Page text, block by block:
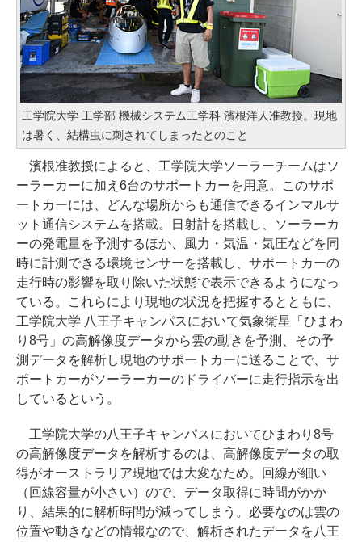
工学院大学 工学部 機械システム工学科 濱根洋人准教授。現地
は暑く、結構虫に刺されてしまったとのこと
濱根准教授によると、工学院大学ソーラーチームはソ
ーラーカーに加え6台のサポートカーを用意。このサポ
ートカーには、どんな場所からも通信できるインマルサ
ット通信システムを搭載。日射計を搭載し、ソーラーカ
ーの発電量を予測するほか、風力・気温・気圧などを同
時に計測できる環境センサーを搭載し、サポートカーの
走行時の影響を取り除いた状態で表示できるようになっ
ている。これらにより現地の状況を把握するとともに、
工学院大学 八王子キャンパスにおいて気象衛星「ひまわ
り8号」の高解像度データから雲の動きを予測、その予
測データを解析し現地のサポートカーに送ることで、サ
ポートカーがソーラーカーのドライバーに走行指示を出
しているという。
工学院大学の八王子キャンパスにおいてひまわり8号
の高解像度データを解析するのは、高解像度データの取
得がオーストラリア現地では大変なため。回線が細い
（回線容量が小さい）ので、データ取得に時間がかか
り、結果的に解析時間が減ってしまう。必要なのは雲の
位置や動きなどの情報なので、解析されたデータを八王